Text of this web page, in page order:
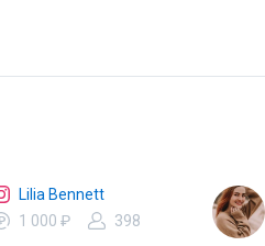
Lilia Bennett
1 000 ₽
398